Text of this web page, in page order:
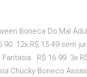
Boneca Do Mal
90. 12x R$ 15 49 sem
. R$ 16 99. 3x
Chucky Boneco